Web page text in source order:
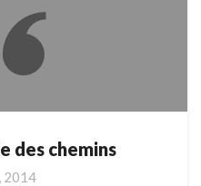
des chemins
2014